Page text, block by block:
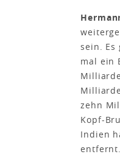
sein. Es
mal ein
zehn
Kopf-
Indien